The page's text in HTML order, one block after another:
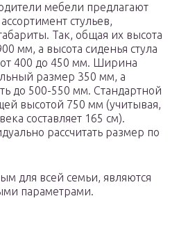
мебели предлагают
стульев,
Так, общая их высота
мм, а высота сиденья стула
от 400 до 450 мм. Ширина
размер 350 мм, а
до 500-550 мм. Стандартной
высотой 750 мм (учитывая,
составляет 165 см).
рассчитать размер по
для всей семьи, являются
параметрами.